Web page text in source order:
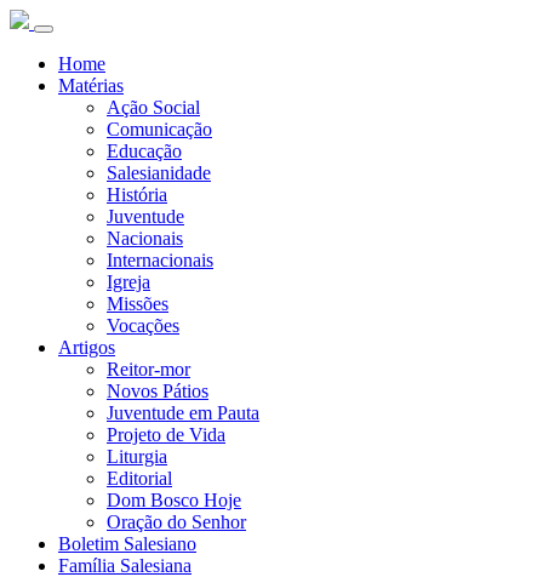
Home
Matérias
Ação Social
Comunicação
Educação
Salesianidade
História
Juventude
Nacionais
Internacionais
Igreja
Missões
Vocações
Artigos
Reitor-mor
Novos Pátios
Juventude em Pauta
Projeto de Vida
Liturgia
Editorial
Dom Bosco Hoje
Oração do Senhor
Boletim Salesiano
Família Salesiana